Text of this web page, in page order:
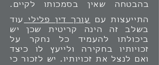
בהבטחה שאין בסמכותו לקיים.
התייעצות עם עורך דין פלילי
עוד
בשלב זה הינה קריטית שכן יש
ביכולתו להעמיד כל נחקר על
זכויותיו בחקירה ולייעץ לו כיצד
ואם לנצל את זכויותיו. יש לזכור כי